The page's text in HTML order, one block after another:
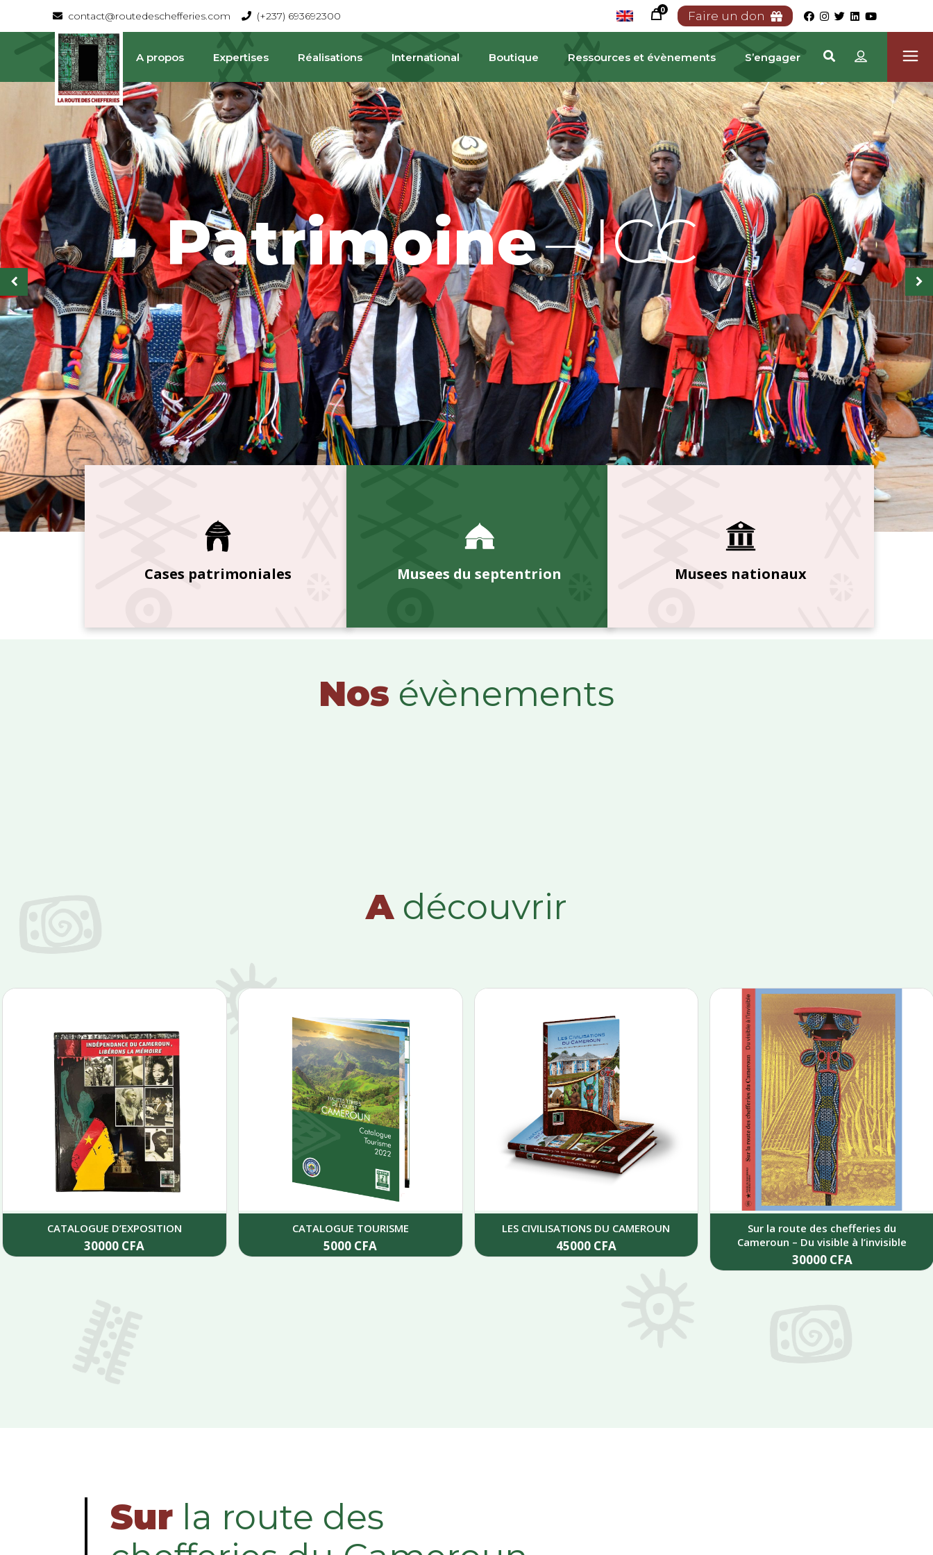
contact@routedeschefferies.com (+237) 693692300
0 Faire un don
A propos Expertises Réalisations International Boutique Ressources et évènements S’engager
Cases patrimoniales Musees du septentrion Musees nationaux
Nos évènements
Adécouvrir
CATALOGUE D’EXPOSITION
30000 CFA
CATALOGUE TOURISME
5000 CFA
LES CIVILISATIONS DU CAMEROUN
45000 CFA
Sur la route des chefferies du
Cameroun – Du visible à l’invisible
30000 CFA
Sur la route des